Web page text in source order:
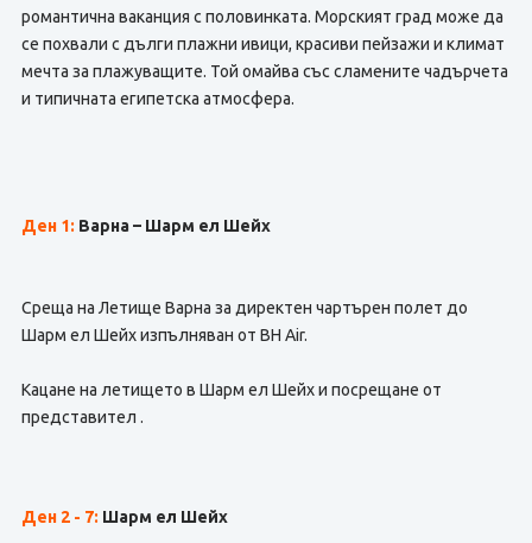
романтична ваканция с половинката. Морският град може да
се похвали с дълги плажни ивици, красиви пейзажи и климат
мечта за плажуващите. Той омайва със сламените чадърчета
и типичната египетска атмосфера.
Ден 1: Варна – Шарм ел Шейх
Среща на Летище Варна за директен чартърен полет до
Шарм ел Шейх изпълняван от BH Air.
Кацане на летището в Шарм ел Шейх и посрещане от
представител .
Ден 2 - 7: Шарм ел Шейх